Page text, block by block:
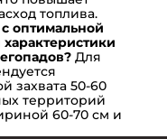
топлива.
оптимальной
Для
захвата 50-60
территорий
60-70 см и